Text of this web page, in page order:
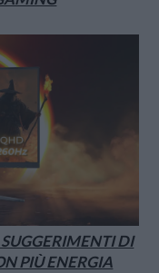
DI
PIÙ ENERGIA